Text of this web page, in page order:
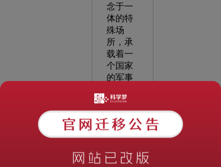
念于一
体的特
殊场
所，承
载着一
个国家
的军事
历史荣
耀和国
民意识
的象
征。其
设计旨